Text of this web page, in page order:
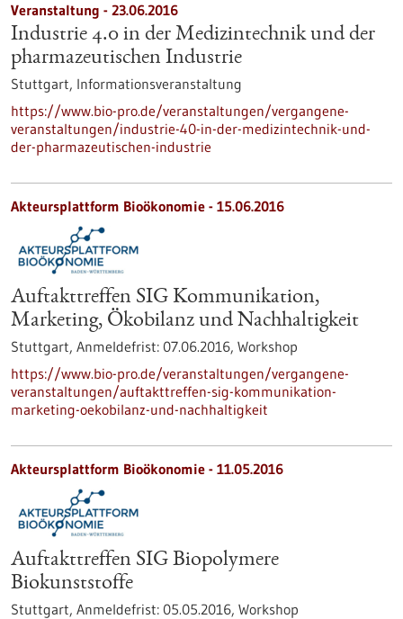
Veranstaltung - 23.06.2016
Industrie 4.0 in der Medizintechnik und der
pharmazeutischen Industrie
Stuttgart, Informationsveranstaltung
https://www.bio-pro.de/veranstaltungen/vergangene-
veranstaltungen/industrie-40-in-der-medizintechnik-und-
der-pharmazeutischen-industrie
Akteursplattform Bioökonomie - 15.06.2016
Auftakttreffen SIG Kommunikation,
Marketing, Ökobilanz und Nachhaltigkeit
Stuttgart, Anmeldefrist: 07.06.2016, Workshop
https://www.bio-pro.de/veranstaltungen/vergangene-
veranstaltungen/auftakttreffen-sig-kommunikation-
marketing-oekobilanz-und-nachhaltigkeit
Akteursplattform Bioökonomie - 11.05.2016
Auftakttreffen SIG Biopolymere
Biokunststoffe
Stuttgart, Anmeldefrist: 05.05.2016, Workshop